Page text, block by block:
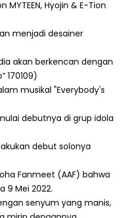
Hyojin & E-Tion
menjadi desainer
akan berkencan dengan
170109)
musikal "Everybody's
debutnya di grup idola
debut solonya
Fanmeet (AAF) bahwa
9 Mei 2022.
senyum yang manis,